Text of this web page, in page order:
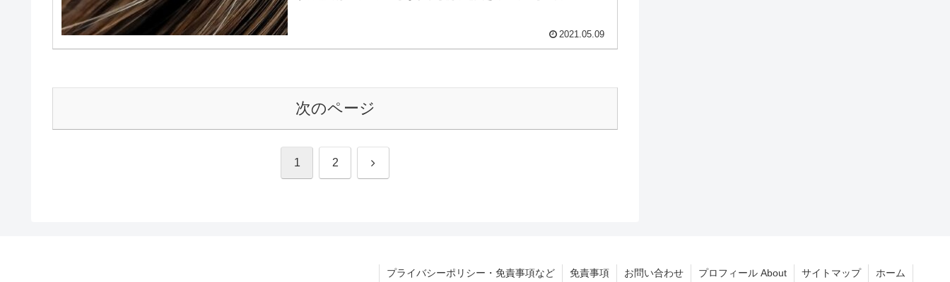
今日の通販グッズは、乗せるだけでトレーニングできる足裏EMS。タ
マシン（頭皮ケア）【鈴木奈々】
今日の通販グッズは、アデランス・スパニスト。タカトシのイチ押し
かっ！で紹介鈴木奈々が体験アデランスのヘッドスパマシン自宅で頭